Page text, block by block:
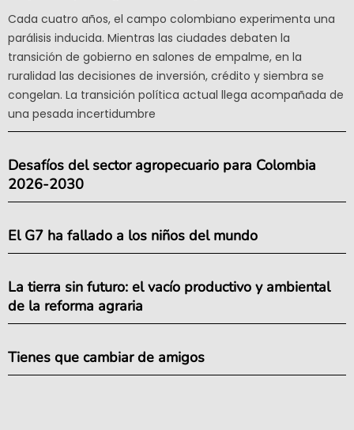
Cada cuatro años, el campo colombiano experimenta una
parálisis inducida. Mientras las ciudades debaten la
transición de gobierno en salones de empalme, en la
ruralidad las decisiones de inversión, crédito y siembra se
congelan. La transición política actual llega acompañada de
una pesada incertidumbre
Desafíos del sector agropecuario para Colombia
2026-2030
El G7 ha fallado a los niños del mundo
La tierra sin futuro: el vacío productivo y ambiental
de la reforma agraria
Tienes que cambiar de amigos